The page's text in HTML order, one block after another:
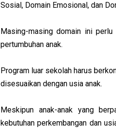
Sosial, Domain Emosional, dan
Masing-masing domain ini
pertumbuhan anak.
Program luar sekolah harus
disesuaikan dengan usia anak.
Meskipun anak-anak yang
kebutuhan perkembangan dan